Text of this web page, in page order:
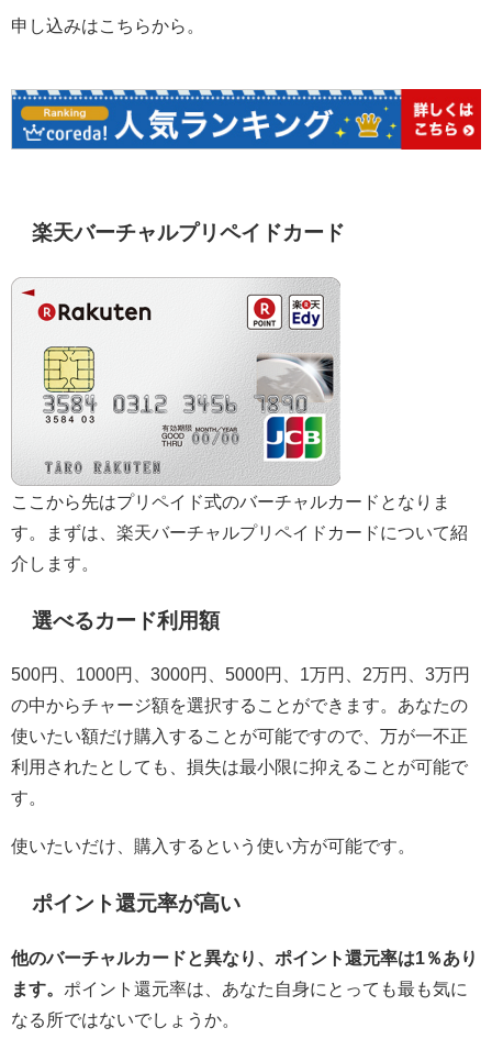
申し込みはこちらから。
楽天バーチャルプリペイドカード
ここから先はプリペイド式のバーチャルカードとなりま
す。まずは、楽天バーチャルプリペイドカードについて紹
介します。
選べるカード利用額
500円、1000円、3000円、5000円、1万円、2万円、3万円
の中からチャージ額を選択することができます。あなたの
使いたい額だけ購入することが可能ですので、万が一不正
利用されたとしても、損失は最小限に抑えることが可能で
す。
使いたいだけ、購入するという使い方が可能です。
ポイント還元率が高い
他のバーチャルカードと異なり、ポイント還元率は1％あり
ます。 ポイント還元率は、あなた自身にとっても最も気に
なる所ではないでしょうか。